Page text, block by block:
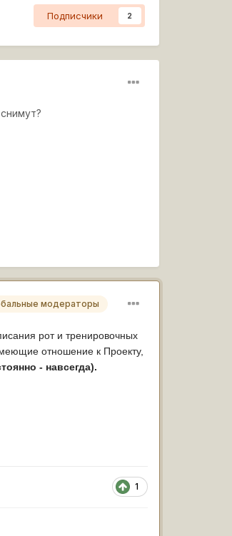
Подписчики 2
модераторы
рот и тренировочных
отношение к Проекту,
- навсегда).
1